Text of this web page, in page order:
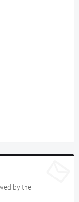
by the